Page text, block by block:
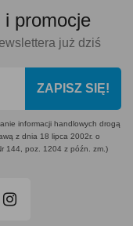
i promocje
już dziś
ZAPISZ SIĘ!
informacji handlowych drogą
z dnia 18 lipca 2002r. o
144, poz. 1204 z późn. zm.)